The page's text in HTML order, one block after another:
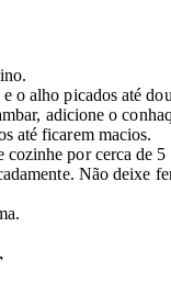
o alho picados até
adicione o
até ficarem macios.
por cerca de 5
Não deixe